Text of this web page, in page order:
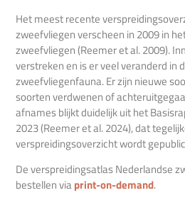
Het meest recente
zweefvliegen verscheen in 2009 in
zweefvliegen (Reemer et al. 2009).
verstreken en is er veel veranderd in
zweefvliegenfauna. Er zijn nieuwe
soorten verdwenen of
afnames blijkt duidelijk uit het
2023 (Reemer et al. 2024), dat
verspreidingsoverzicht wordt
De verspreidingsatlas Nederlandse
bestellen viaprint-on-demand.